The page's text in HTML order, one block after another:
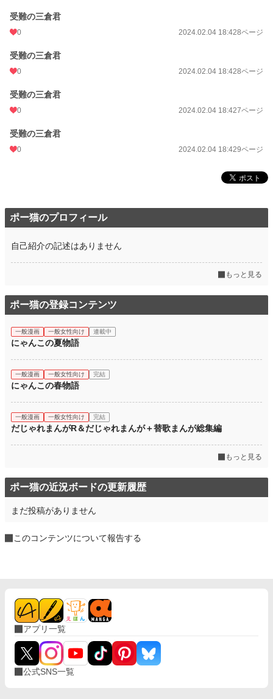
年間ポイント 3,507 pt (298 位)
受難の三倉君
0 2024.02.04 18:428ページ
受難の三倉君
0 2024.02.04 18:428ページ
受難の三倉君
0 2024.02.04 18:427ページ
受難の三倉君
0 2024.02.04 18:429ページ
ポー猫のプロフィール
自己紹介の記述はありません
もっと見る
ポー猫の登録コンテンツ
一般漫画 一般女性向け 連載中
にゃんこの夏物語
一般漫画 一般女性向け 完結
にゃんこの春物語
一般漫画 一般女性向け 完結
だじゃれまんがR＆だじゃれまんが＋替歌まんが総集編
もっと見る
ポー猫の近況ボードの更新履歴
まだ投稿がありません
このコンテンツについて報告する
アプリ一覧
公式SNS一覧